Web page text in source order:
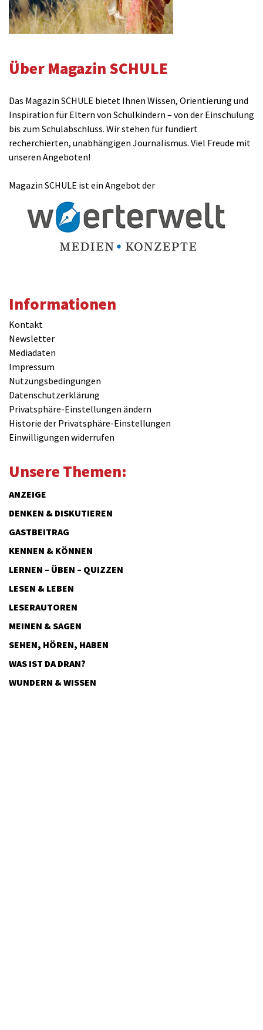
Über Magazin SCHULE
Das Magazin SCHULE bietet Ihnen Wissen, Orientierung und
Inspiration für Eltern von Schulkindern – von der Einschulung
bis zum Schulabschluss. Wir stehen für fundiert
recherchierten, unabhängigen Journalismus. Viel Freude mit
unseren Angeboten!
Magazin SCHULE ist ein Angebot der
Informationen
Kontakt
Newsletter
Mediadaten
Impressum
Nutzungsbedingungen
Datenschutzerklärung
Privatsphäre-Einstellungen ändern
Historie der Privatsphäre-Einstellungen
Einwilligungen widerrufen
Unsere Themen:
ANZEIGE
DENKEN & DISKUTIEREN
GASTBEITRAG
KENNEN & KÖNNEN
LERNEN – ÜBEN – QUIZZEN
LESEN & LEBEN
LESERAUTOREN
MEINEN & SAGEN
SEHEN, HÖREN, HABEN
WAS IST DA DRAN?
WUNDERN & WISSEN